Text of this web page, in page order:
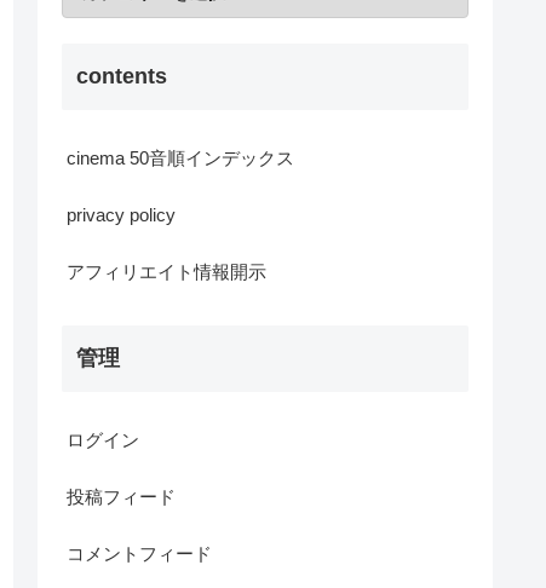
contents
cinema 50音順インデックス
privacy policy
アフィリエイト情報開示
管理
ログイン
投稿フィード
コメントフィード